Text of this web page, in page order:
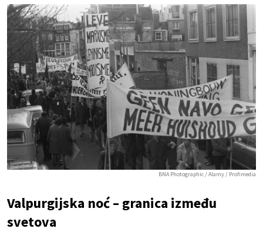
BNA Photographic / Alamy / Profimedia
Valpurgijska noć – granica između
svetova